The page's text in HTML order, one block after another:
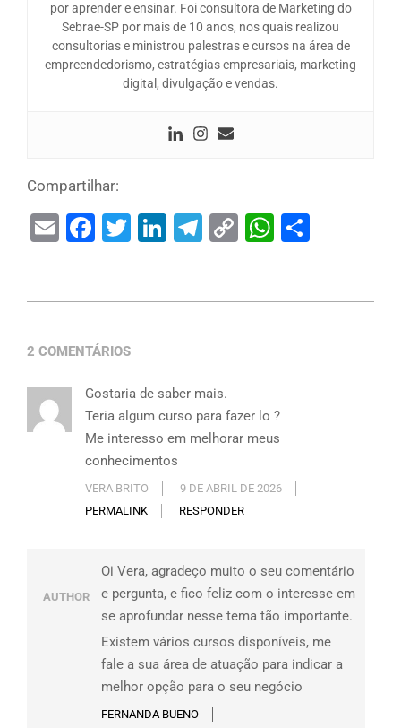
por aprender e ensinar. Foi consultora de Marketing do
Sebrae-SP por mais de 10 anos, nos quais realizou
consultorias e ministrou palestras e cursos na área de
empreendedorismo, estratégias empresariais, marketing
digital, divulgação e vendas.
Compartilhar:
EmailFacebook
Twitter
LinkedIn
Telegram
Copy
2 COMENTÁRIOS
Gostaria de saber mais.
Teria algum curso para fazer lo ?
Me interesso em melhorar meus
conhecimentos
VERA BRITO
9 DE ABRIL DE 2026
PERMALINK
RESPONDER
AUTHOR
Oi Vera, agradeço muito o seu comentário
e pergunta, e fico feliz com o interesse em
se aprofundar nesse tema tão importante.
Existem vários cursos disponíveis, me
fale a sua área de atuação para indicar a
melhor opção para o seu negócio
FERNANDA BUENO